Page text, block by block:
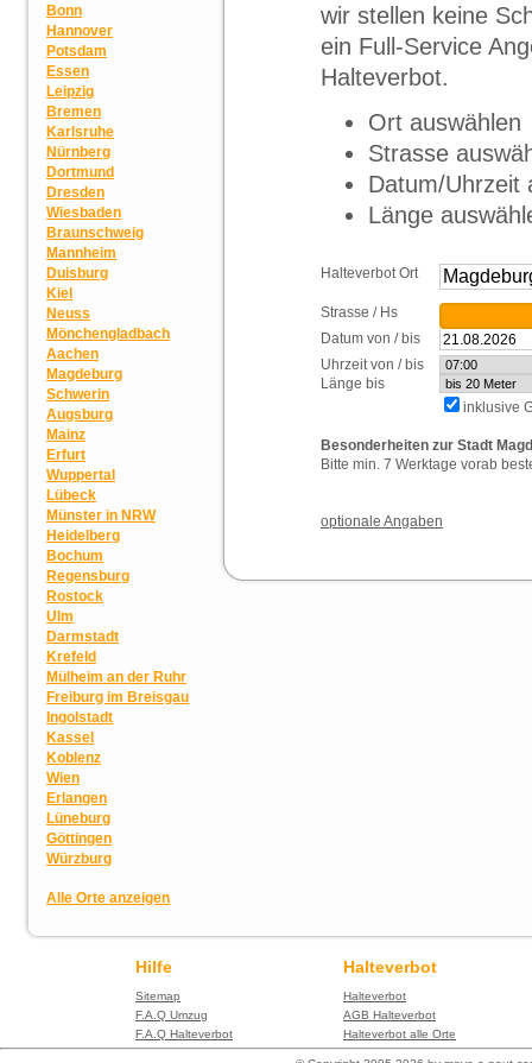
Bonn
Hannover
Potsdam
Essen
Leipzig
Bremen
Karlsruhe
Nürnberg
Dortmund
Dresden
Wiesbaden
Braunschweig
Mannheim
Duisburg
Kiel
Neuss
Mönchengladbach
Aachen
Magdeburg
Schwerin
Augsburg
Mainz
Erfurt
Wuppertal
Lübeck
Münster in NRW
Heidelberg
Bochum
Regensburg
Rostock
Ulm
Darmstadt
Krefeld
Mülheim an der Ruhr
Freiburg im Breisgau
Ingolstadt
Kassel
Koblenz
Wien
Erlangen
Lüneburg
Göttingen
Würzburg
Alle Orte anzeigen
wir stellen keine
ein Full-Service
Halteverbot.
Ort auswählen
Strasse
Datum/Uhrzeit
Länge
Halteverbot Ort
Strasse / Hs
Datum von / bis
Uhrzeit von / bis
Länge bis
inklusive
Besonderheiten zur Stadt
Bitte min. 7 Werktage vorab
optionale Angaben
Hilfe
Sitemap
F.A.Q Umzug
F.A.Q Halteverbot
Halteverbot
Halteverbot
AGB Halteverbot
Halteverbot alle Orte